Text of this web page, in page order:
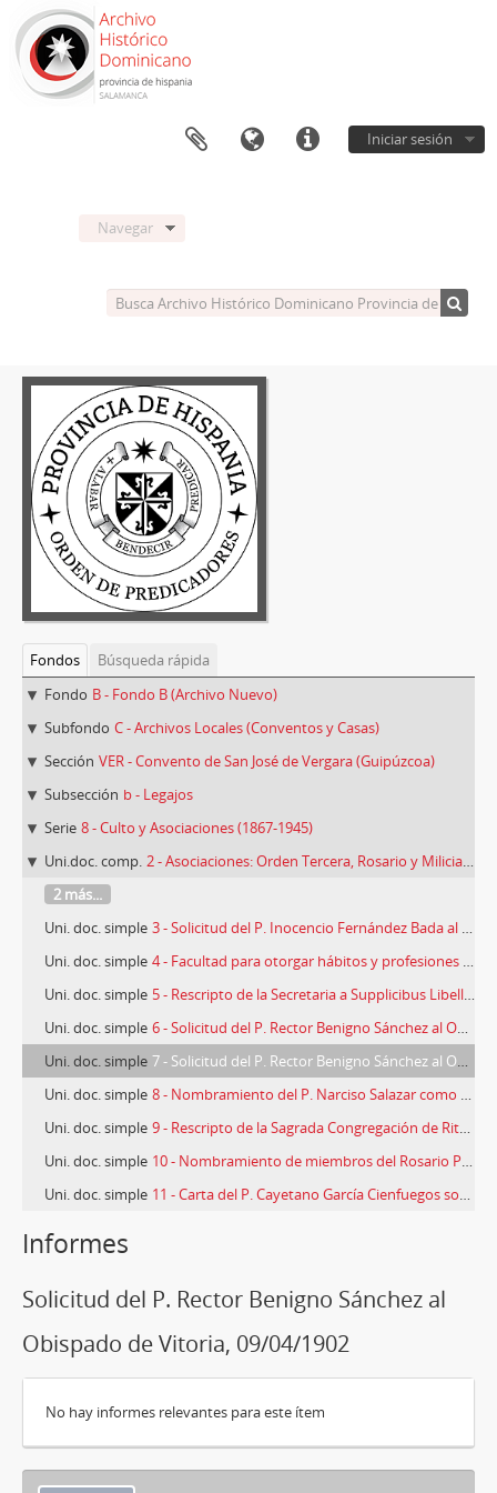
Iniciar sesión
Navegar
Fondos
Búsqueda rápida
Fondo B - Fondo B (Archivo Nuevo)
Subfondo C - Archivos Locales (Conventos y Casas)
Sección VER - Convento de San José de Vergara (Guipúzcoa)
Subsección b - Legajos
Serie 8 - Culto y Asociaciones (1867-1945)
Uni.doc. comp. 2 - Asociaciones: Orden Tercera, Rosario y Milicia Angélica (1888-1945)
2 más...
Uni. doc. simple 3 - Solicitud del P. Inocencio Fernández Bada al Obispado de Vitoria, 08/04/1894
Uni. doc. simple 4 - Facultad para otorgar hábitos y profesiones de la Tercera Orden concedida por el P. Provincial Antonio Martínez, 09/05/1894
Uni. doc. simple 5 - Rescripto de la Secretaria a Supplicibus Libellis, 12/12/1896
Uni. doc. simple 6 - Solicitud del P. Rector Benigno Sánchez al Obispado de Vitoria, 21/12/1900
Uni. doc. simple 7 - Solicitud del P. Rector Benigno Sánchez al Obispado de Vitoria, 09/04/1902
Uni. doc. simple 8 - Nombramiento del P. Narciso Salazar como Director de la V. O. Tercera de Vergara por el P. Provincial Antonio Martínez, 10/11/1903
Uni. doc. simple 9 - Rescripto de la Sagrada Congregación de Ritos, 15/04/1935
Uni. doc. simple 10 - Nombramiento de miembros del Rosario Perpetuo de Vergara por el P. Provincial Antonio Martínez, 08/08/1895
Uni. doc. simple 11 - Carta del P. Cayetano García Cienfuegos sobre la Cofradía del Rosario
Informes
Solicitud del P. Rector Benigno Sánchez al
Obispado de Vitoria, 09/04/1902
No hay informes relevantes para este ítem